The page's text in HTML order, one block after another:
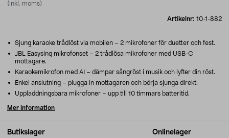
(inkl. moms)
Artikelnr: 10-1-882
Butikslager Onlinelager
Sjung karaoke trådlöst via mobilen – 2 mikrofoner för duetter och fest.
JBL Easysing mikrofonset – 2 trådlösa mikrofoner med USB-C
mottagare.
Karaokemikrofon med AI – dämpar sångröst i musik och lyfter din röst.
Enkel anslutning – plugga in mottagaren och börja sjunga direkt.
Uppladdningsbara mikrofoner – upp till 10 timmars batteritid.
Mer information